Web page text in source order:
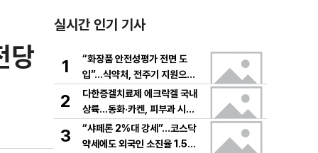
당
실시간 인기 기사
1
“화장품 안전성평가 전면 도
입”…식약처, 전주기 지원으로
K뷰티 고도화
2
다한증겔치료제 에크락겔 국내
상륙…동화·카켄, 피부과 시장
공략
3
“샤페론 2%대 강세”…코스닥
약세에도 외국인 소진율 1.5